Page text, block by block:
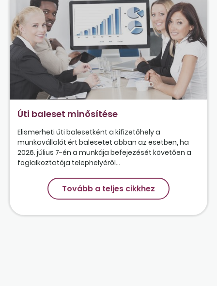
Úti baleset minősítése
Elismerheti úti balesetként a kifizetőhely a
munkavállalót ért balesetet abban az esetben, ha
2026. július 7-én a munkája befejezését követően a
foglalkoztatója telephelyéről...
Tovább a teljes cikkhez